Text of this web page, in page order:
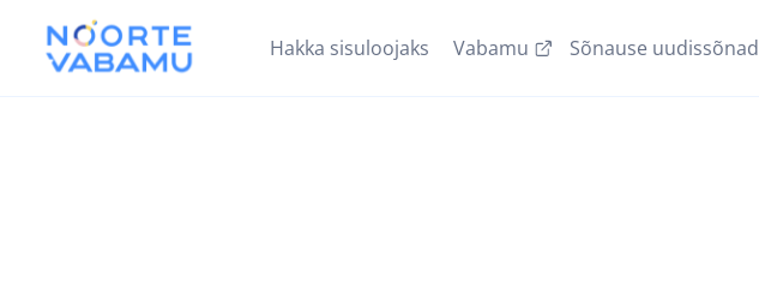
Hakka sisuloojaks Vabamu Sõnause uudissõnad